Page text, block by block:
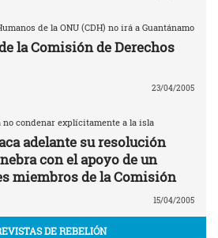
de la ONU (CDH) no irá a Guantánamo
la Comisión de Derechos
23/04/2005
condenar explícitamente a la isla
adelante su resolución
con el apoyo de un
miembros de la Comisión
15/04/2005
DE REBELIÓN